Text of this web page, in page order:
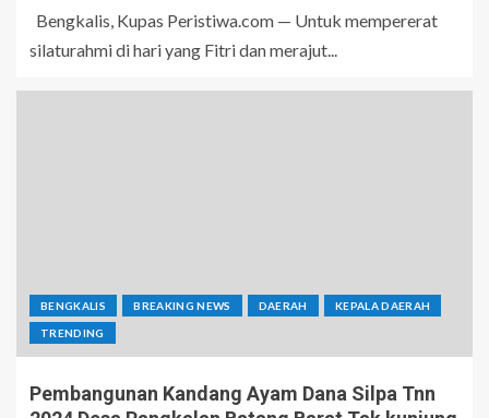
Bengkalis, Kupas Peristiwa.com — Untuk mempererat
silaturahmi di hari yang Fitri dan merajut...
BENGKALIS BREAKING NEWS DAERAH KEPALA DAERAH
TRENDING
Pembangunan Kandang Ayam Dana Silpa Tnn